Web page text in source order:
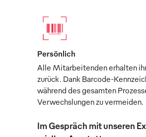
Persönlich
Alle Mitarbeitenden erhalten
zurück. Dank Barcode-
während des gesamten
Verwechslungen zu vermeiden.
Im Gespräch mit unseren